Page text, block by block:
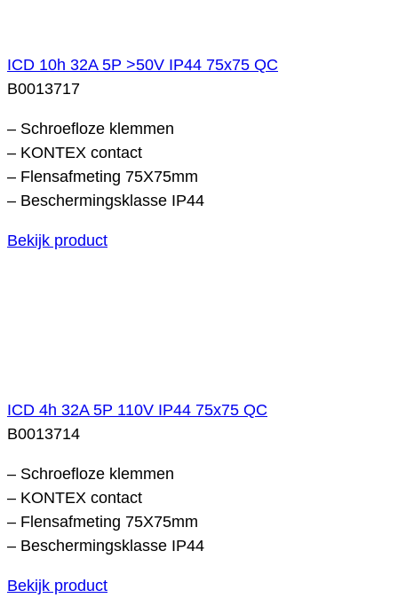
ICD 10h 32A 5P >50V IP44 75x75 QC
B0013717
– Schroefloze klemmen
– KONTEX contact
– Flensafmeting 75X75mm
– Beschermingsklasse IP44
Bekijk product
ICD 4h 32A 5P 110V IP44 75x75 QC
B0013714
– Schroefloze klemmen
– KONTEX contact
– Flensafmeting 75X75mm
– Beschermingsklasse IP44
Bekijk product